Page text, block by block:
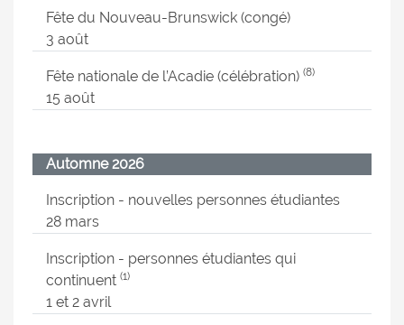
Fête du Nouveau-Brunswick (congé)
3 août
Fête nationale de l’Acadie (célébration) (8)
15 août
Automne 2026
Inscription - nouvelles personnes étudiantes
28 mars
Inscription - personnes étudiantes qui
continuent (1)
1 et 2 avril